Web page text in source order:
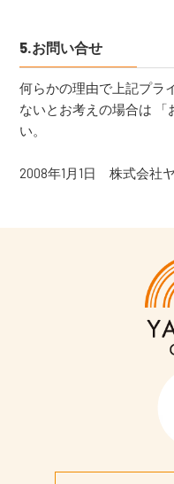
5.お問い合せ
何らかの理由で上記プラ
ないとお考えの場合は 「
い。
2008年1月1日 株式会社